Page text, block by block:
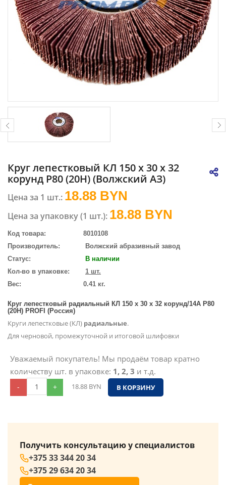
Круг лепестковый КЛ 150 х 30 х 32
корунд P80 (20H) (Волжский АЗ)
Цена за 1 шт.: 18.88 BYN
Цена за упаковку (1 шт.): 18.88 BYN
Код товара:
8010108
Производитель:
Волжский абразивный завод
Статус:
В наличии
Кол-во в упаковке:
1 шт.
Вес:
0.41 кг.
Круг лепестковый радиальный КЛ 150 х 30 х 32 корунд/14А P80
(20H) PROFI (Россия)
Круги лепестковые (КЛ) радиальные.
Для черновой, промежуточной и итоговой шлифовки
Уважаемый покупатель! Мы продаём товар кратно
количеству шт. в упаковке: 1, 2, 3 и т.д.
- + 18.88 BYN В КОРЗИНУ
Получить консультацию у специалистов
+375 33 344 20 34
+375 29 634 20 34